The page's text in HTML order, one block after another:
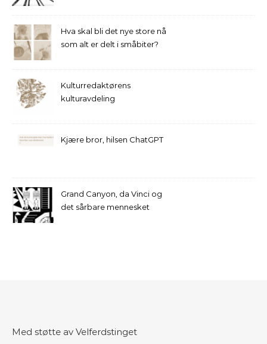
Hva skal bli det nye store nå
som alt er delt i småbiter?
Kulturredaktørens
kulturavdeling
Kjære bror, hilsen ChatGPT
Grand Canyon, da Vinci og
det sårbare mennesket
Med støtte av Velferdstinget